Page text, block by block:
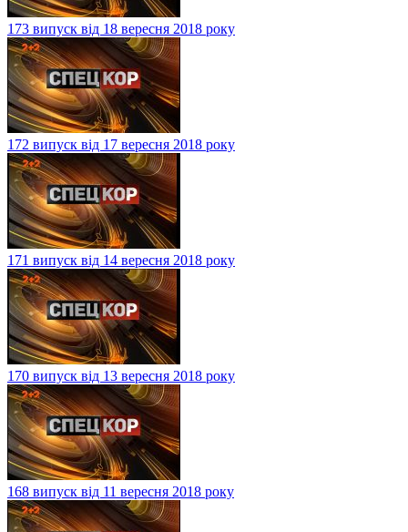
173 випуск від 18 вересня 2018 року
172 випуск від 17 вересня 2018 року
171 випуск від 14 вересня 2018 року
170 випуск від 13 вересня 2018 року
168 випуск від 11 вересня 2018 року